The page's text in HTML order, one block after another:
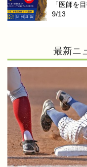
「医師を
9/13
最新ニ